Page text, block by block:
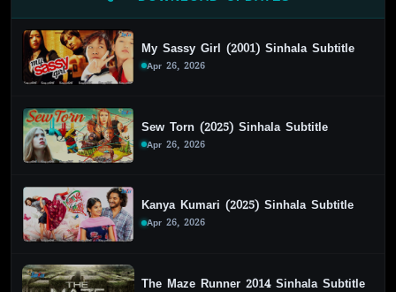
My Sassy Girl (2001) Sinhala Subtitle
Apr 26, 2026
Sew Torn (2025) Sinhala Subtitle
Apr 26, 2026
Kanya Kumari (2025) Sinhala Subtitle
Apr 26, 2026
The Maze Runner 2014 Sinhala Subtitle